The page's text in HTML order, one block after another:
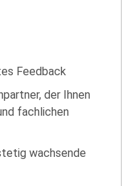
Feedback
der Ihnen
fachlichen
wachsende